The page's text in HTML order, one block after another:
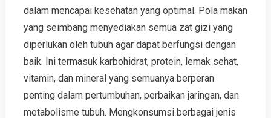
dalam mencapai kesehatan yang optimal. Pola makan
yang seimbang menyediakan semua zat gizi yang
diperlukan oleh tubuh agar dapat berfungsi dengan
baik. Ini termasuk karbohidrat, protein, lemak sehat,
vitamin, dan mineral yang semuanya berperan
penting dalam pertumbuhan, perbaikan jaringan, dan
metabolisme tubuh. Mengkonsumsi berbagai jenis